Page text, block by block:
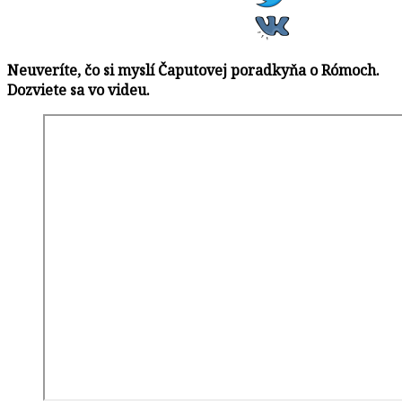
Neuveríte, čo si myslí Čaputovej poradkyňa o Rómoch.
Dozviete sa vo videu.